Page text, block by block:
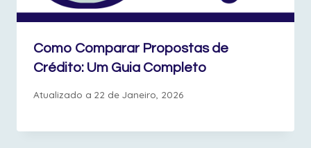
Como Comparar Propostas de
Crédito: Um Guia Completo
Atualizado a 22 de Janeiro, 2026